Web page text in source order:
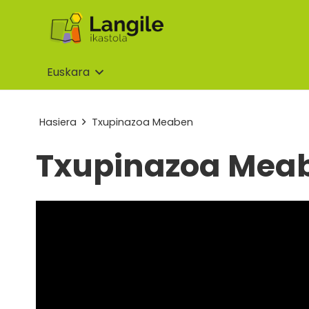
Euskara
Hasiera Txupinazoa Meaben
Txupinazoa